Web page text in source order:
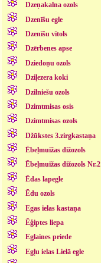
Dzeņakalna ozols
Dzenīšu egle
Dzenīšu vītols
Dzērbenes apse
Dziedoņu ozols
Dziļezera koki
Dzilniešu ozols
Dzimtmisas osis
Dzimtmisas ozols
Džūkstes 3.zirgkastaņa
Ēbeļmuižas dižozols
Ēbeļmuižas dižozols Nr.2
Ēdas lapegle
Ēdu ozols
Egas ielas kastaņa
Ēģiptes liepa
Eglaines priede
Egļu ielas Lielā egle